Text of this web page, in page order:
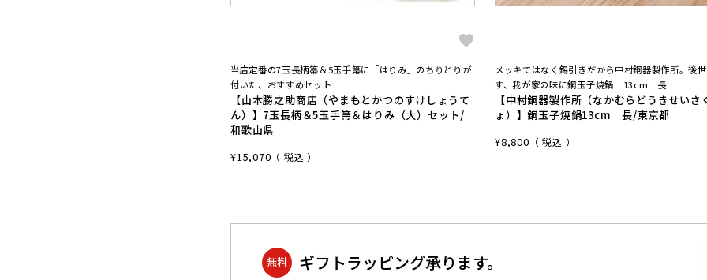
当店定番の7玉長柄箒＆5玉手箒に「はりみ」のちりとりが
付いた、おすすめセット
【山本勝之助商店（やまもとかつのすけしょうて
ん）】7玉長柄＆5玉手箒＆はりみ（大）セット/
和歌山県
¥15,070 税込
メッキではなく錫引きだから中村銅器製作所。後
す、我が家の味に銅玉子焼鍋 13cm 長
【中村銅器製作所（なかむらどうきせいさ
ょ）】銅玉子焼鍋13cm 長/東京都
¥8,800 税込
無料 ギフトラッピング承ります。